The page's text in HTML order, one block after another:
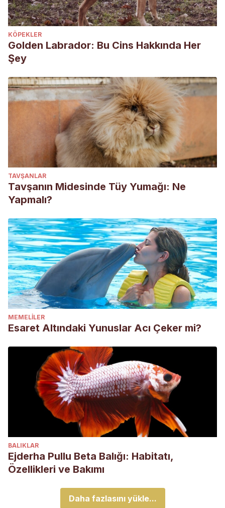
KÖPEKLER
Golden Labrador: Bu Cins Hakkında Her
Şey
TAVŞANLAR
Tavşanın Midesinde Tüy Yumağı: Ne
Yapmalı?
MEMELILER
Esaret Altındaki Yunuslar Acı Çeker mi?
BALIKLAR
Ejderha Pullu Beta Balığı: Habitatı,
Özellikleri ve Bakımı
Daha fazlasını yükle...